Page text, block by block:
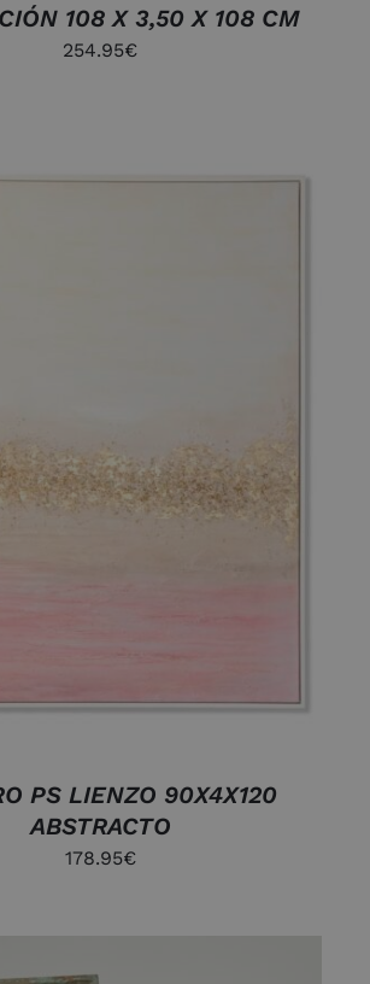
108 X 3,50 X 108 CM
254.95€
PS LIENZO 90X4X120
ABSTRACTO
178.95€